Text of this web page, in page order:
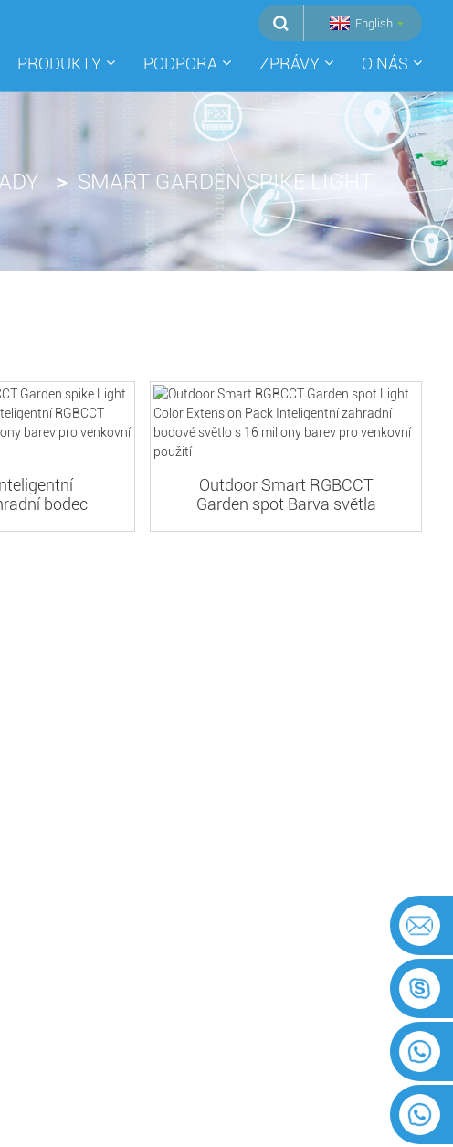
English
PRODUKTY PODPORA ZPRÁVY O NÁS
SMART GARDEN SPIKE LIGHT
bodec
Outdoor Smart RGBCCT
Garden spot Barva světla